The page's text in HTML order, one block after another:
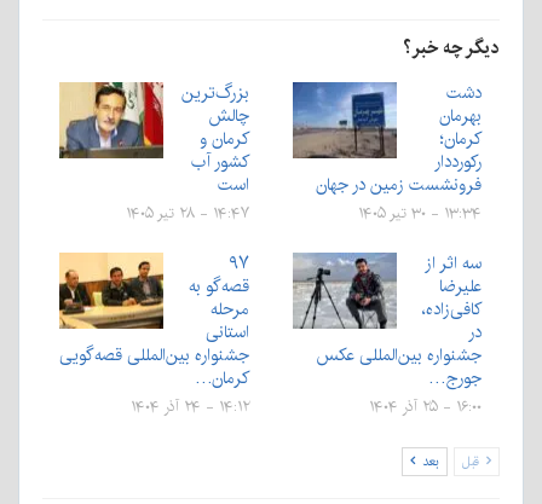
دیگر چه خبر؟
دشت
بهرمان
کرمان؛
رکورددار
فرونشست زمین در جهان
۱۳:۳۴ - ۳۰ تیر ۱۴۰۵
بزرگ‌ترین
چالش
کرمان و
کشور آب
است
۱۴:۴۷ - ۲۸ تیر ۱۴۰۵
سه اثر از
علیرضا
کافی‌زاده،
در
جشنواره بین‌المللی عکس
جورج…
۱۶:۰۰ - ۲۵ آذر ۱۴۰۴
۹۷
قصه‌گو به
مرحله
استانی
جشنواره بین‌المللی قصه‌گویی
کرمان…
۱۴:۱۲ - ۲۴ آذر ۱۴۰۴
قبل بعد